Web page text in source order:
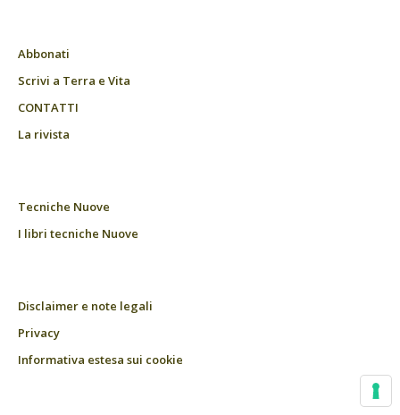
Abbonati
Scrivi a Terra e Vita
CONTATTI
La rivista
Tecniche Nuove
I libri tecniche Nuove
Disclaimer e note legali
Privacy
Informativa estesa sui cookie